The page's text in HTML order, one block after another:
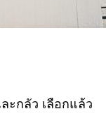
ะกลัว เลือกแล้ว